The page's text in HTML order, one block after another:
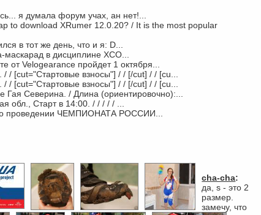
я думала форум учах, ан нет!...
to download XRumer 12.0.20? / It is the most popular
в тот же день, что и я: D...
маскарад в дисциплине ХСО...
от Velogearance пройдет 1 октября...
/ [cut="Стартовые взносы"] / / [/cut] / / [cu...
/ [cut="Стартовые взносы"] / / [/cut] / / [cu...
Гая Северина. / Длина (ориентировочно):...
обл., Старт в 14:00. / / / / / ...
ЧЕМПИОНАТА РОССИИ...
cha-cha:
да, s - это 2
размер.
замечу, что